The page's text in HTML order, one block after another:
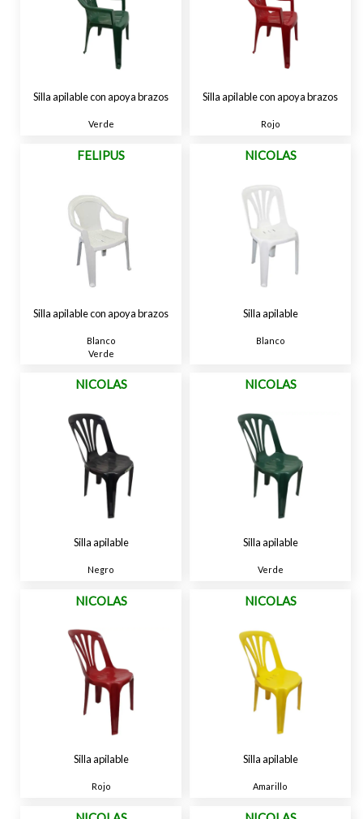
Silla apilable con apoya brazos
Verde
Silla apilable con apoya brazos
Rojo
FELIPUS
Silla apilable con apoya brazos
Blanco
Verde
NICOLAS
Silla apilable
Blanco
NICOLAS
Silla apilable
Negro
NICOLAS
Silla apilable
Verde
NICOLAS
Silla apilable
Rojo
NICOLAS
Silla apilable
Amarillo